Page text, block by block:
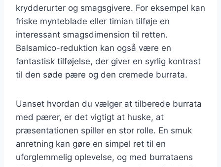
krydderurter og smagsgivere. For eksempel kan
friske mynteblade eller timian tilføje en
interessant smagsdimension til retten.
Balsamico-reduktion kan også være en
fantastisk tilføjelse, der giver en syrlig kontrast
til den søde pære og den cremede burrata.
Uanset hvordan du vælger at tilberede burrata
med pærer, er det vigtigt at huske, at
præsentationen spiller en stor rolle. En smuk
anretning kan gøre en simpel ret til en
uforglemmelig oplevelse, og med burrataens